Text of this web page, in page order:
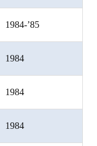
1984-’85
1984
1984
1984